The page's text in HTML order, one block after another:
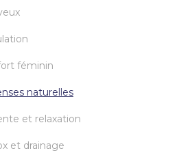
féminin
naturelles
et relaxation
et drainage